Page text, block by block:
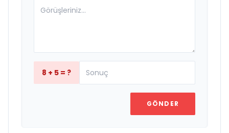
8 + 5 = ?
GÖNDER